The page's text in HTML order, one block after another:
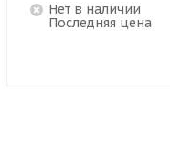
Нет в наличии
Последняя цена